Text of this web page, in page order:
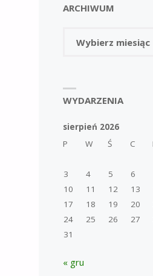
ARCHIWUM
WYDARZENIA
sierpień 2026
P
W Ś C
3
4 5 6
10
11 12 13
17
18 19 20
24
25 26 27
31
« gru